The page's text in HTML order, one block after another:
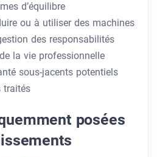
d’équilibre
ou à utiliser des machines
des responsabilités
la vie professionnelle
sous-jacents potentiels
traités
posées